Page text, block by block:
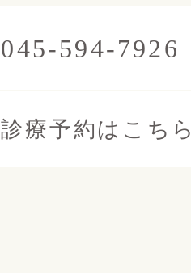
045-594-7926
診療予約はこちら